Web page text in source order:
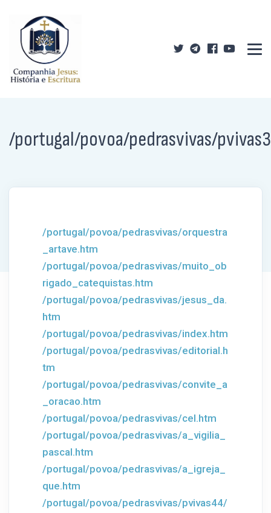
/portugal/povoa/pedrasvivas/
/portugal/povoa/pedrasvivas/orquestra
_artave.htm
/portugal/povoa/pedrasvivas/muito_ob
rigado_catequistas.htm
/portugal/povoa/pedrasvivas/jesus_da.
htm
/portugal/povoa/pedrasvivas/index.htm
/portugal/povoa/pedrasvivas/editorial.h
tm
/portugal/povoa/pedrasvivas/convite_a
_oracao.htm
/portugal/povoa/pedrasvivas/cel.htm
/portugal/povoa/pedrasvivas/a_vigilia_
pascal.htm
/portugal/povoa/pedrasvivas/a_igreja_
que.htm
/portugal/povoa/pedrasvivas/pvivas44/